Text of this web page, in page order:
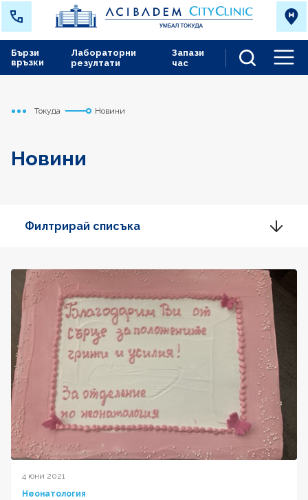
Лабораторни
резултати
Запази
час
Бързи
връзки
Начало
Токуда Новини
Новини
Филтрирай списъка
4 юни 2021
Неонатология